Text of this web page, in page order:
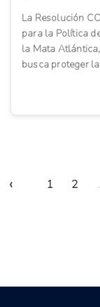
La Resolución
para la Política
la Mata
busca proteger
‹ 1 2